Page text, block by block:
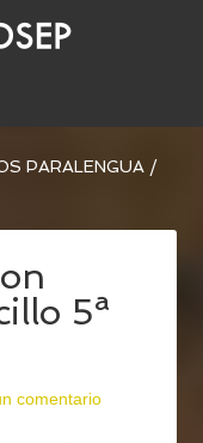
PARALENGUA /
5ª
comentario